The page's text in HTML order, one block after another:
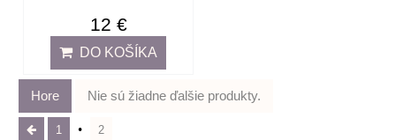
12 €
DO KOŠÍKA
Hore Nie sú žiadne ďalšie produkty.
1 2